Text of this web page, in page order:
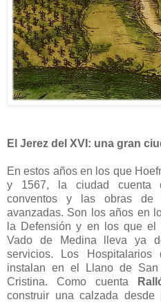
El Jerez del XVI: una gran
En estos años en los que
y 1567, la ciudad cuenta
conventos y las obras
avanzadas. Son los años en
la Defensión y en los que el
Vado de Medina lleva ya
servicios. Los
instalan en el Llano de San
Cristina. Como cuenta
construir una calzada